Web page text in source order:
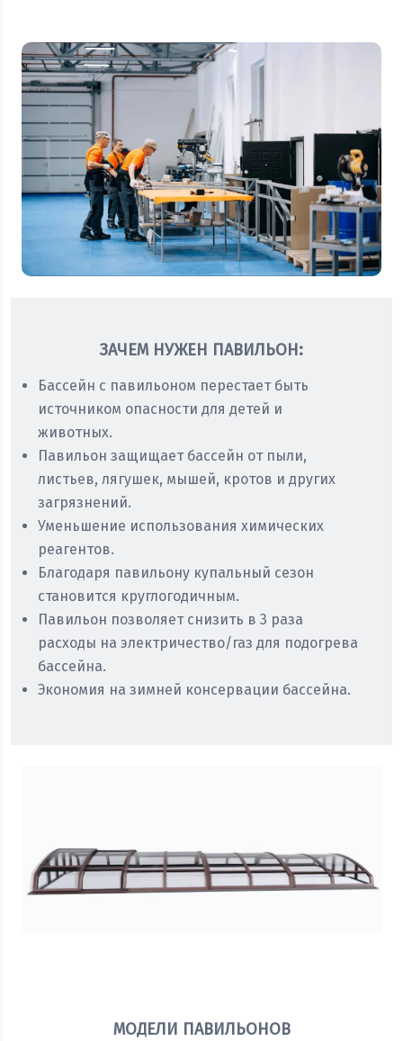
ЗАЧЕМ НУЖЕН ПАВИЛЬОН:
Бассейн с павильоном перестает быть
источником опасности для детей и
животных.
Павильон защищает бассейн от пыли,
листьев, лягушек, мышей, кротов и других
загрязнений.
Уменьшение использования химических
реагентов.
Благодаря павильону купальный сезон
становится круглогодичным.
Павильон позволяет снизить в 3 раза
расходы на электричество/газ для подогрева
бассейна.
Экономия на зимней консервации бассейна.
МОДЕЛИ ПАВИЛЬОНОВ